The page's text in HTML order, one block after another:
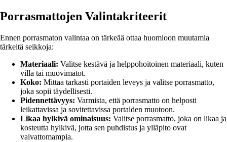
Porrasmattojen Valintakriteerit
Ennen porrasmaton valintaa on tärkeää ottaa huomioon muutamia
tärkeitä seikkoja:
Materiaali: Valitse kestävä ja helppohoitoinen materiaali, kuten
villa tai muovimatot.
Koko: Mittaa tarkasti portaiden leveys ja valitse porrasmatto,
joka sopii täydellisesti.
Pidennettävyys: Varmista, että porrasmatto on helposti
leikattavissa ja sovitettavissa portaiden muotoon.
Likaa hylkivä ominaisuus: Valitse porrasmatto, joka on likaa ja
kosteutta hylkivä, jotta sen puhdistus ja ylläpito ovat
vaivattomampia.